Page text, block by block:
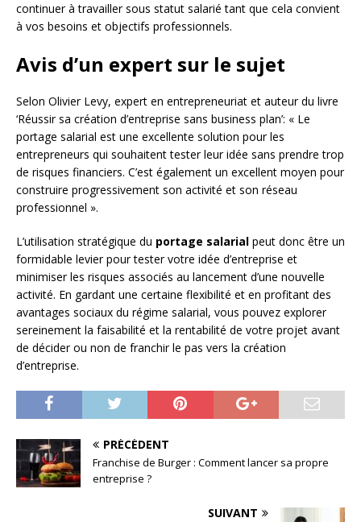
continuer à travailler sous statut salarié tant que cela convient
à vos besoins et objectifs professionnels.
Avis d’un expert sur le sujet
Selon Olivier Levy, expert en entrepreneuriat et auteur du livre
‘Réussir sa création d’entreprise sans business plan’: « Le
portage salarial est une excellente solution pour les
entrepreneurs qui souhaitent tester leur idée sans prendre trop
de risques financiers. C’est également un excellent moyen pour
construire progressivement son activité et son réseau
professionnel ».
L’utilisation stratégique du portage salarial peut donc être un
formidable levier pour tester votre idée d’entreprise et
minimiser les risques associés au lancement d’une nouvelle
activité. En gardant une certaine flexibilité et en profitant des
avantages sociaux du régime salarial, vous pouvez explorer
sereinement la faisabilité et la rentabilité de votre projet avant
de décider ou non de franchir le pas vers la création
d’entreprise.
PRÉCÉDENT
Franchise de Burger : Comment lancer sa propre
entreprise ?
SUIVANT